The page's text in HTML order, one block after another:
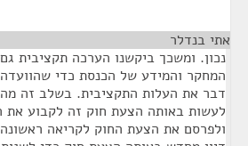
אתי בנדלר
נכון. ומשכך ביקשנו הערכה תקציבית
המחקר והמידע של הכנסת כדי
דבר את העלות התקציבית. בשלב זה מה
לעשות באותה הצעת חוק זה לקבוע את
ולפרסם את הצעת החוק לקריאה